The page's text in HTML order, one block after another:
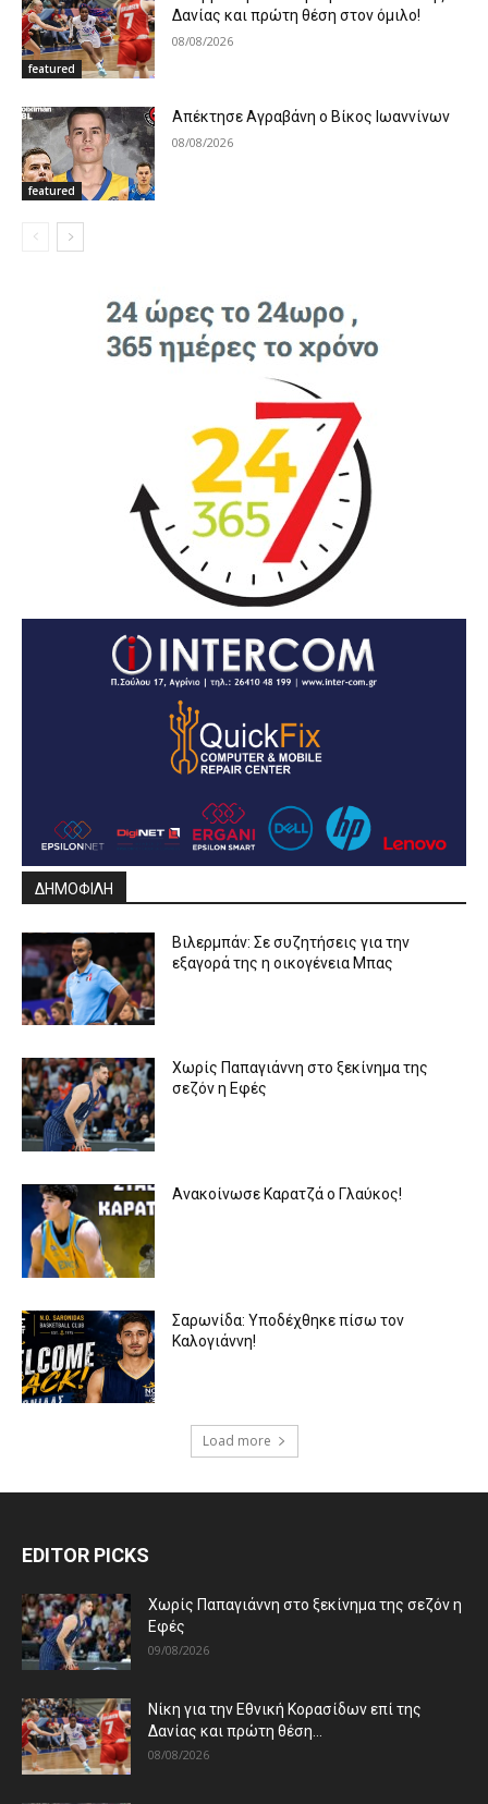
featured
Δανίας και πρώτη θέση στον όμιλο!
08/08/2026
featured
Απέκτησε Αγραβάνη ο Βίκος Ιωαννίνων
08/08/2026
ΔΗΜΟΦΙΛΗ
Βιλερμπάν: Σε συζητήσεις για την
εξαγορά της η οικογένεια Μπας
Χωρίς Παπαγιάννη στο ξεκίνημα της
σεζόν η Εφές
Ανακοίνωσε Καρατζά ο Γλαύκος!
Σαρωνίδα: Υποδέχθηκε πίσω τον
Καλογιάννη!
Load more
EDITOR PICKS
Χωρίς Παπαγιάννη στο ξεκίνημα της σεζόν η
Εφές
09/08/2026
Νίκη για την Εθνική Κορασίδων επί της
Δανίας και πρώτη θέση...
08/08/2026